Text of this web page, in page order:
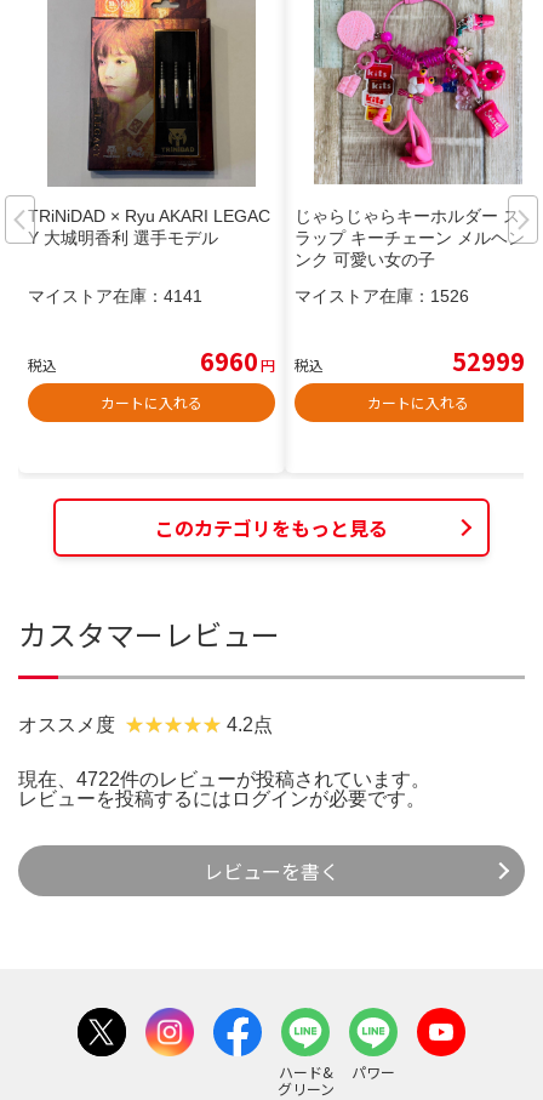
TRiNiDAD × Ryu AKARI LEGAC
Y 大城明香利 選手モデル
マイストア在庫： 4141
税込 6960円
カートに入れる
じゃらじゃらキーホルダー スト
ラップ キーチェーン メルヘンピ
ンク 可愛い女の子
マイストア在庫： 1526
税込 52999
カートに入れる
このカテゴリをもっと見る
カスタマーレビュー
オススメ度 4.2点
現在、4722件のレビューが投稿されています。
レビューを投稿するには ログインが必要です。
レビューを書く
ハード&
グリーン
パワー